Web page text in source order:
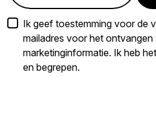
Ik geef toestemming voor de
mailadres voor het
marketinginformatie. Ik heb het
en begrepen.